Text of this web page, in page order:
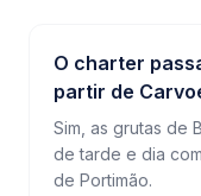
O charter
partir de
Sim, as grutas de
de tarde e dia
de Portimão.